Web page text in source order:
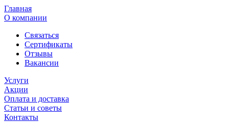
Главная
О компании
Связаться
Сертификаты
Отзывы
Вакансии
Услуги
Акции
Оплата и доставка
Статьи и советы
Контакты